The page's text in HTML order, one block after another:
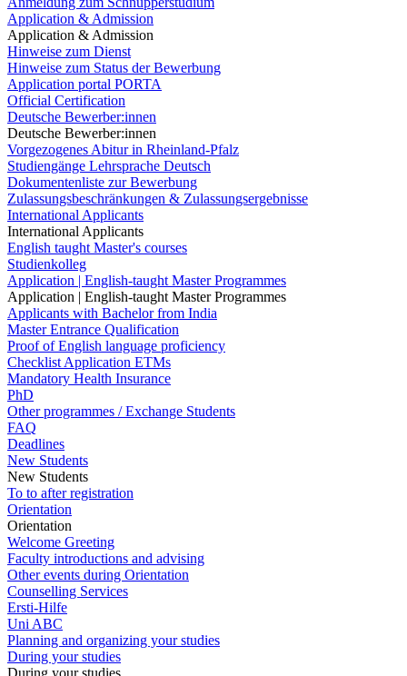
Application & Admission
Application & Admission
Hinweise zum Dienst
Hinweise zum Status der Bewerbung
Application portal PORTA
Official Certification
Deutsche Bewerber:innen
Deutsche Bewerber:innen
Vorgezogenes Abitur in Rheinland-Pfalz
Studiengänge Lehrsprache Deutsch
Dokumentenliste zur Bewerbung
Zulassungsbeschränkungen & Zulassungsergebnisse
International Applicants
International Applicants
English taught Master's courses
Studienkolleg
Application | English-taught Master Programmes
Application | English-taught Master Programmes
Applicants with Bachelor from India
Master Entrance Qualification
Proof of English language proficiency
Checklist Application ETMs
Mandatory Health Insurance
PhD
Other programmes / Exchange Students
FAQ
Deadlines
New Students
New Students
To to after registration
Orientation
Orientation
Welcome Greeting
Faculty introductions and advising
Other events during Orientation
Counselling Services
Ersti-Hilfe
Uni ABC
Planning and organizing your studies
During your studies
During your studies